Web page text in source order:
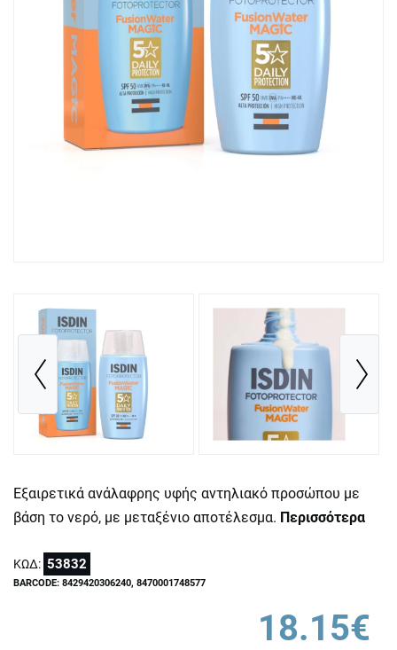
Εξαιρετικά ανάλαφρης υφής αντηλιακό προσώπου με
βάση το νερό, με μεταξένιο αποτέλεσμα. Περισσότερα
ΚΩΔ: 53832
BARCODE: 8429420306240, 8470001748577
18.15€